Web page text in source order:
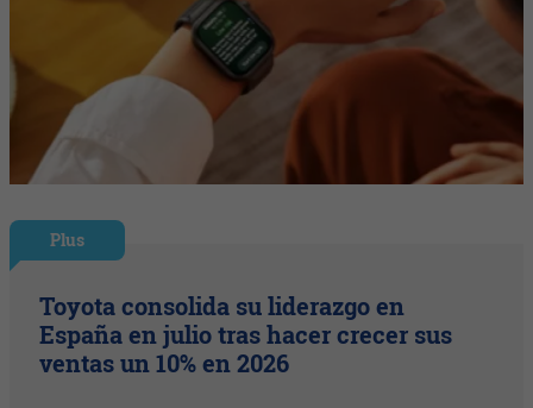
Plus
Toyota consolida su liderazgo en
España en julio tras hacer crecer sus
ventas un 10% en 2026